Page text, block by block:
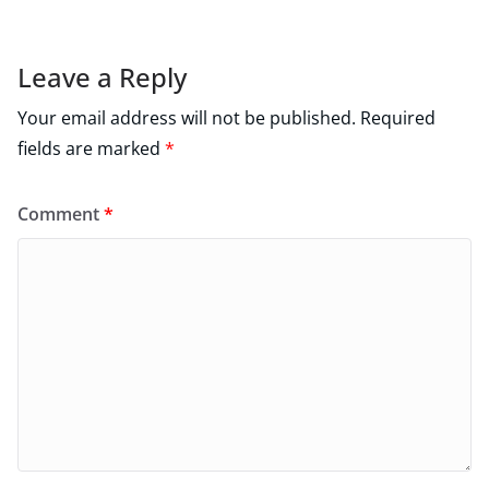
Leave a Reply
Your email address will not be published. Required
fields are marked *
Comment*